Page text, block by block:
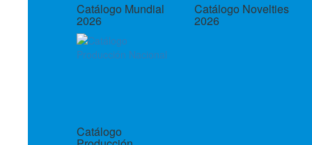
Catálogo Mundial
2026
Catálogo Novelties
2026
Catálogo